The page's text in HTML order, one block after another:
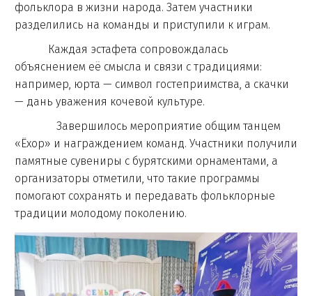
фольклора в жизни народа. Затем участники
разделились на команды и приступили к играм.
Каждая эстафета сопровождалась
объяснением её смысла и связи с традициями:
например, юрта — символ гостеприимства, а скачки
— дань уважения кочевой культуре.
Завершилось мероприятие общим танцем
«Ёхор» и награждением команд. Участники получили
памятные сувениры с бурятскими орнаментами, а
организаторы отметили, что такие программы
помогают сохранять и передавать фольклорные
традиции молодому поколению.